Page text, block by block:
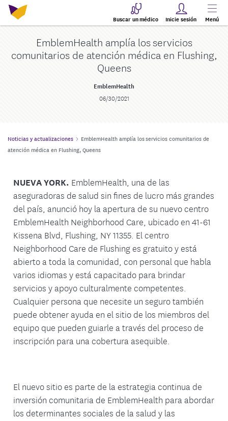
Buscar un médico Inicie sesión Menú
EmblemHealth amplía los servicios
comunitarios de atención médica en Flushing,
Queens
EmblemHealth
06/30/2021
Noticias y actualizaciones
EmblemHealth amplía los servicios comunitarios de
atención médica en Flushing, Queens
NUEVA YORK. EmblemHealth, una de las
aseguradoras de salud sin fines de lucro más grandes
del país, anunció hoy la apertura de su nuevo centro
EmblemHealth Neighborhood Care, ubicado en 41-61
Kissena Blvd, Flushing, NY 11355. El centro
Neighborhood Care de Flushing es gratuito y está
abierto a toda la comunidad, con personal que habla
varios idiomas y está capacitado para brindar
servicios y apoyo culturalmente competentes.
Cualquier persona que necesite un seguro también
puede obtener ayuda en el sitio de los miembros del
equipo que pueden guiarle a través del proceso de
inscripción para una cobertura asequible.
El nuevo sitio es parte de la estrategia continua de
inversión comunitaria de EmblemHealth para abordar
los determinantes sociales de la salud y las